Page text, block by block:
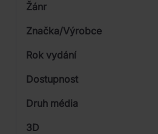
Žánr
Značka/Výrobce
Rok vydání
Od
Dostupnost
Druh média
3D